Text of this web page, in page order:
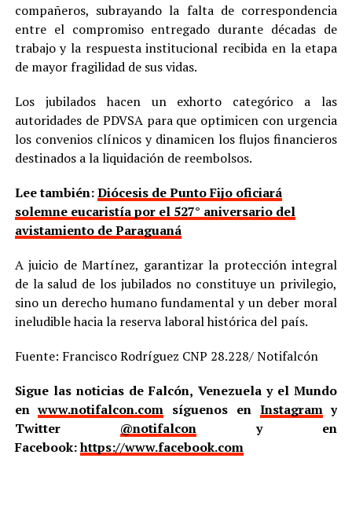
compañeros, subrayando la falta de correspondencia
entre el compromiso entregado durante décadas de
trabajo y la respuesta institucional recibida en la etapa
de mayor fragilidad de sus vidas.
Los jubilados hacen un exhorto categórico a las
autoridades de PDVSA para que optimicen con urgencia
los convenios clínicos y dinamicen los flujos financieros
destinados a la liquidación de reembolsos.
Lee también:Diócesis de Punto Fijo oficiará
solemne eucaristía por el 527° aniversario del
avistamiento de Paraguaná
A juicio de Martínez, garantizar la protección integral
de la salud de los jubilados no constituye un privilegio,
sino un derecho humano fundamental y un deber moral
ineludible hacia la reserva laboral histórica del país.
Fuente: Francisco Rodríguez CNP 28.228/ Notifalcón
Sigue las noticias de Falcón, Venezuela y el Mundo
enwww.notifalcon.com síguenos en Instagramy
Twitter @notifalcony en
Facebook:https://www.facebook.com